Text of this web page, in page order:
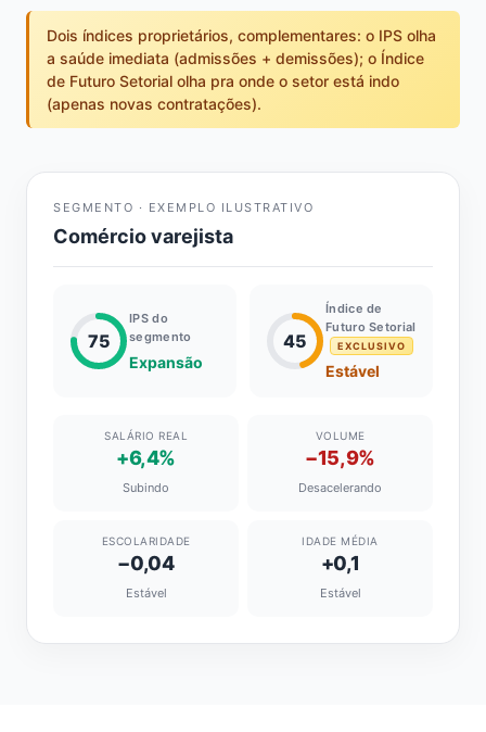
Dois índices proprietários, complementares: o IPS olha
a saúde imediata (admissões + demissões); o Índice
de Futuro Setorial olha pra onde o setor está indo
(apenas novas contratações).
SEGMENTO · EXEMPLO ILUSTRATIVO
Comércio varejista
75
IPS do
segmento
Expansão
45
Índice de
Futuro Setorial
EXCLUSIVO
Estável
SALÁRIO REAL
+6,4%
Subindo
VOLUME
−15,9%
Desacelerando
ESCOLARIDADE
−0,04
Estável
IDADE MÉDIA
+0,1
Estável